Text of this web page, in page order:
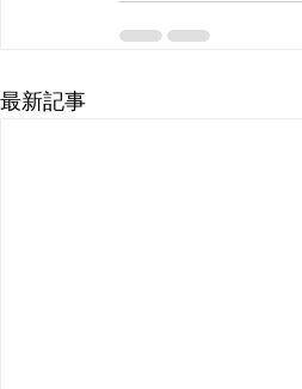
最新記事